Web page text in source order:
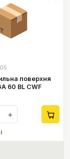
поверхня
60 BL CWF
+